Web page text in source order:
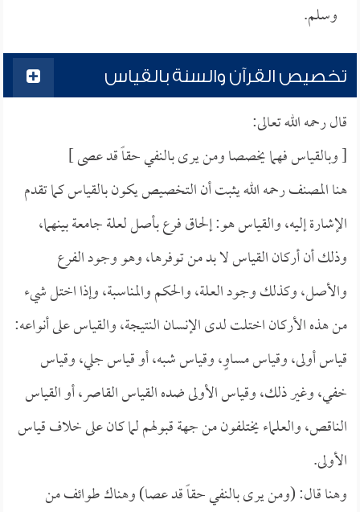
وسلم.
تخصيص القرآن والسنة بالقياس
قال رحمه الله تعالى:
[ وبالقياس فهما يخصصا ومن يرى بالنفي حقاً قد عصى ]
هنا المصنف رحمه الله يثبت أن التخصيص يكون بالقياس كما تقدم
الإشارة إليه، والقياس هو: إلحاق فرع بأصل لعلة جامعة بينهما،
وذلك أن أركان القياس لا بد من توفرها، وهو وجود الفرع
والأصل، وكذلك وجود العلة، والحكم والمناسبة، وإذا اختل شيء
من هذه الأركان اختلت لدى الإنسان النتيجة، والقياس على أنواعه:
قياس أولى، وقياس مساوٍ، وقياس شبه، أو قياس جلي، وقياس
خفي، وغير ذلك، وقياس الأولى ضده القياس القاصر، أو القياس
الناقص، والعلماء يختلفون من جهة قبولهم لما كان على خلاف قياس
الأولى.
وهنا قال: (ومن يرى بالنفي حقاً قد عصا) وهناك طوائف من